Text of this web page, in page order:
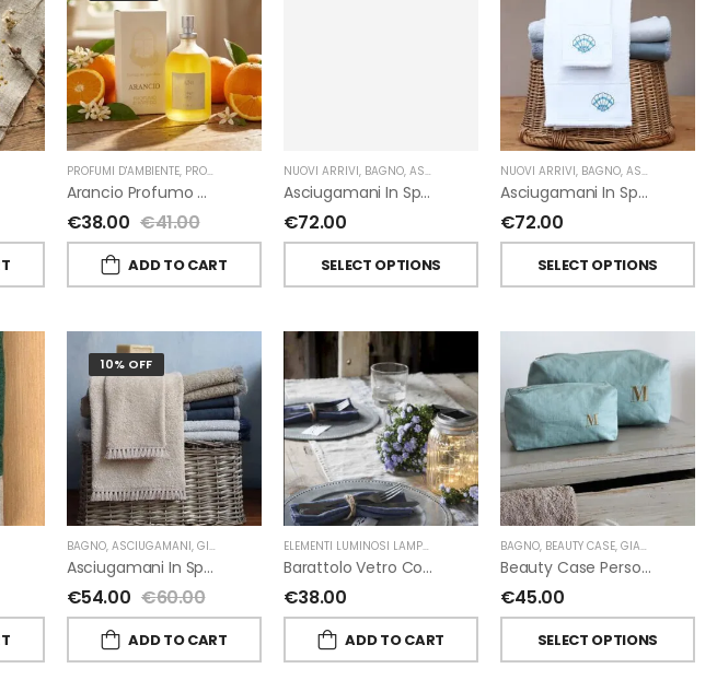
UN GIARDINO
PROFUMI D'AMBIENTE, PROFUMI D'AMBIENTE FIORIRA' UN GIARDINO ,FIORIRA' UN GIARDINO
Arancio Profumo D’ambiente Di Fiorirà Un Giardino
€38.00 €41.00
ADD TO CART
NUOVI ARRIVI, BAGNO, ASCIUGAMANI GIARDINO SEGRETO
Asciugamani In Spugna Con Fiori In Lino Applicati Di Giardino Segreto.
€72.00
SELECT OPTIONS
NUOVI ARRIVI, BAGNO, ASCIUGAMANI
Asciugamani In Spugna Con Ricami Marini Di Giardino Segreto.
€72.00
SELECT OPTIONS
GIARDINO SEGRETO
10% OFF
BAGNO, ASCIUGAMANI, GIARDINO SEGRETO
Asciugamani In Spugna E Nappe Di Giardino Segreto
€54.00 €60.00
ADD TO CART
ELEMENTI LUMINOSI LAMPADE E LED NATALE,FIORIRA' UN GIARDINO
Barattolo Vetro Con Corda Energia Solare Esterno D11 H15.6 Cm
€38.00
ADD TO CART
BAGNO, BEAUTY CASE, GIARDINO SEGRETO
Beauty Case Personalizzati In Lino Resinato Antimacchia Giardino Segreto
€45.00
SELECT OPTIONS